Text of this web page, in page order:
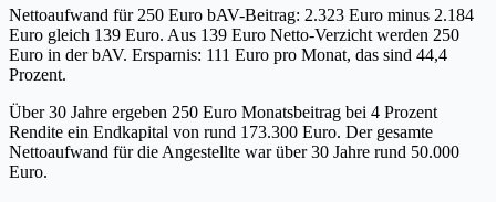
Nettoaufwand für 250 Euro bAV-Beitrag: 2.323 Euro minus 2.184
Euro gleich 139 Euro. Aus 139 Euro Netto-Verzicht werden 250
Euro in der bAV. Ersparnis: 111 Euro pro Monat, das sind 44,4
Prozent.
Über 30 Jahre ergeben 250 Euro Monatsbeitrag bei 4 Prozent
Rendite ein Endkapital von rund 173.300 Euro. Der gesamte
Nettoaufwand für die Angestellte war über 30 Jahre rund 50.000
Euro.